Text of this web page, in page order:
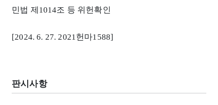
민법 제1014조 등 위헌확인
[2024. 6. 27. 2021헌마1588]
판시사항